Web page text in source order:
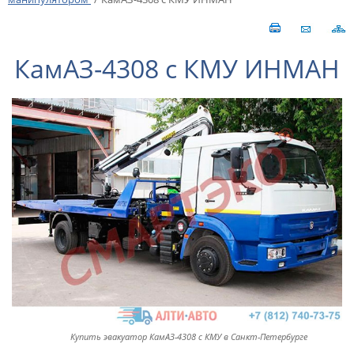
КамАЗ-4308 с КМУ ИНМАН
Купить эвакуатор КамАЗ-4308 с КМУ в Санкт-Петербурге